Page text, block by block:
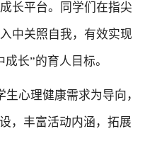
长平台。同学们在指尖
中关照自我， 有效实现
成长”的育人目标。
心理健康需求为导向，
，丰富活动内涵，拓展